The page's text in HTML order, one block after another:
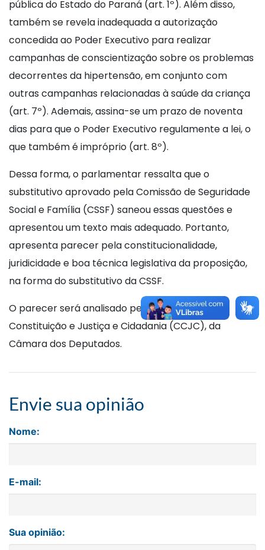
pública do Estado do Paraná (art. 1º). Além disso,
também se revela inadequada a autorização
concedida ao Poder Executivo para realizar
campanhas de conscientização sobre os problemas
decorrentes da hipertensão, em conjunto com
outras campanhas relacionadas à saúde da criança
(art. 7º). Ademais, assina-se um prazo de noventa
dias para que o Poder Executivo regulamente a lei, o
que também é impróprio (art. 8º).
Dessa forma, o parlamentar ressalta que o
substitutivo aprovado pela Comissão de Seguridade
Social e Família (CSSF) saneou essas questões e
apresentou um texto mais adequado. Portanto,
apresenta parecer pela constitucionalidade,
juridicidade e boa técnica legislativa da proposição,
na forma do substitutivo da CSSF.
O parecer será analisado pela Comissão de
Constituição e Justiça e Cidadania (CCJC), da
Câmara dos Deputados.
Envie sua opinião
Nome:
E-mail:
Sua opinião: